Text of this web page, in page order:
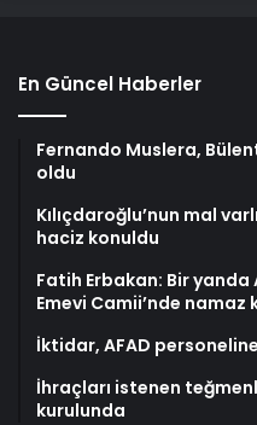
En Güncel Haberler
Fernando Muslera,
oldu
Kılıçdaroğlu’nun mal
haciz konuldu
Fatih Erbakan: Bir yanda
Emevi Camii’nde namaz
İktidar, AFAD
İhraçları istenen
kurulunda